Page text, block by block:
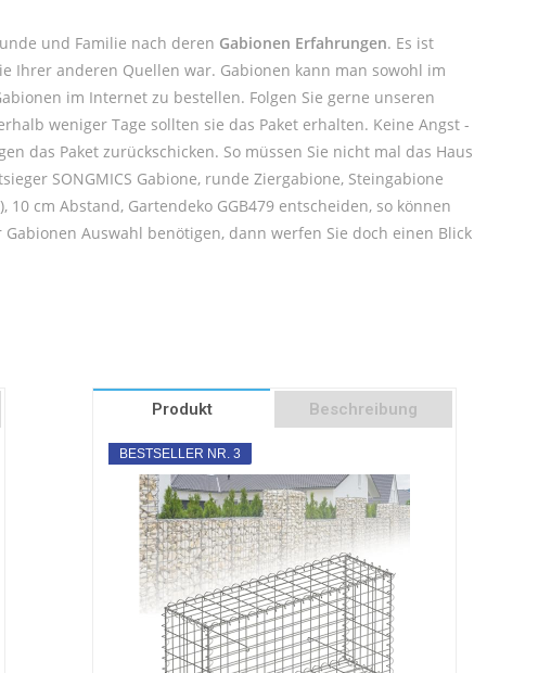
und Familie nach deren Gabionen Erfahrungen. Es ist
Ihrer anderen Quellen war. Gabionen kann man sowohl im
im Internet zu bestellen. Folgen Sie gerne unseren
weniger Tage sollten sie das Paket erhalten. Keine Angst -
das Paket zurückschicken. So müssen Sie nicht mal das Haus
SONGMICS Gabione, runde Ziergabione, Steingabione
cm Abstand, Gartendeko GGB479 entscheiden, so können
Auswahl benötigen, dann werfen Sie doch einen Blick
Produkt Beschreibung
BESTSELLER NR. 3